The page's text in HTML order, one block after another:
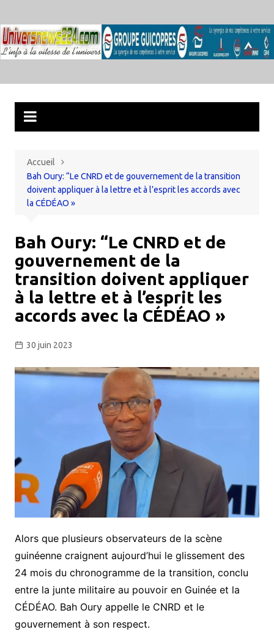
au
contenu
Accueil
Bah Oury: “Le CNRD et de gouvernement de la transition
doivent appliquer à la lettre et à l’esprit les accords avec
la CÉDÉAO »
Bah Oury: “Le CNRD et de
gouvernement de la
transition doivent appliquer
à la lettre et à l’esprit les
accords avec la CÉDÉAO »
30 juin 2023
Alors que plusieurs observateurs de la scène
guinéenne craignent aujourd’hui le glissement des
24 mois du chronogramme de la transition, conclu
entre la junte militaire au pouvoir en Guinée et la
CÉDÉAO. Bah Oury appelle le CNRD et le
gouvernement à son respect.